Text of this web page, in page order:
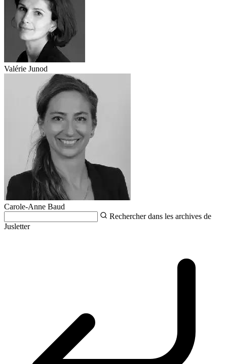
Valérie Junod
Carole-Anne Baud
Rechercher dans les archives de
Jusletter